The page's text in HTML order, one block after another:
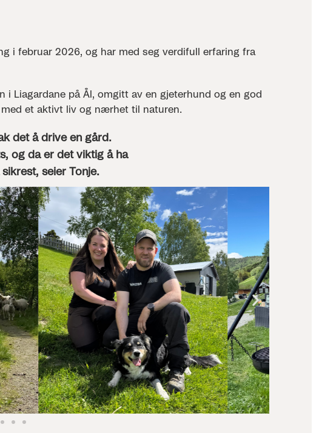
i februar 2026, og har med seg verdifull erfaring fra
i Liagardane på Ål, omgitt av en gjeterhund og en god
et aktivt liv og nærhet til naturen.
det å drive en gård.
og da er det viktig å ha
seier Tonje.